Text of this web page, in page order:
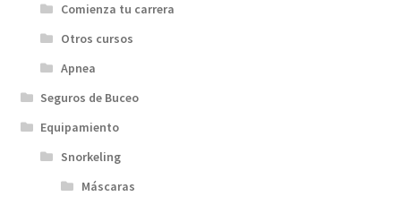
Comienza tu carrera
Otros cursos
Apnea
Seguros de Buceo
Equipamiento
Snorkeling
Máscaras